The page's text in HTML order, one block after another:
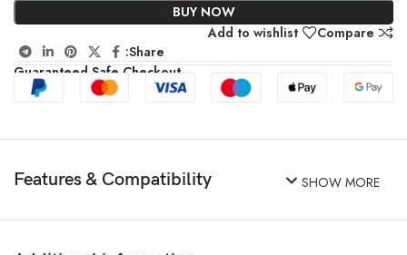
BUY NOW
Compare
Add to wishlist
Share:
Guaranteed Safe Checkout
Features & Compatibility SHOW MORE